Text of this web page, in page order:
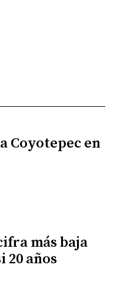
Coyotepec en
más baja
20 años